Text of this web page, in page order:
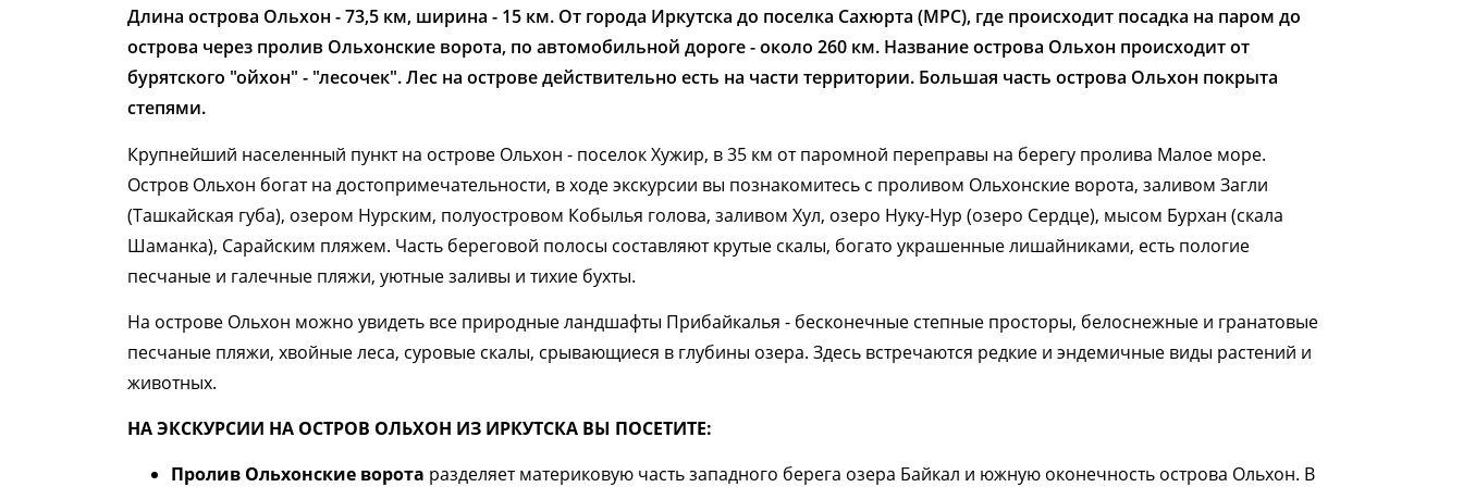
Длина острова Ольхон - 73,5 км, ширина - 15 км. От города Иркутска до поселка Сахюрта (МРС), где происходит посадка на паром до
острова через пролив Ольхонские ворота, по автомобильной дороге - около 260 км. Название острова Ольхон происходит от
бурятского "ойхон" - "лесочек". Лес на острове действительно есть на части территории. Большая часть острова Ольхон покрыта
степями.​
Крупнейший населенный пункт на острове Ольхон - поселок Хужир, в 35 км от паромной переправы на берегу пролива Малое море. ​
Остров Ольхон богат на достопримечательности, в ходе экскурсии вы познакомитесь с проливом Ольхонские ворота, заливом Загли
(Ташкайская губа), озером Нурским, полуостровом Кобылья голова, заливом Хул, озеро Нуку-Нур (озеро Сердце), мысом Бурхан (скала
Шаманка), Сарайским пляжем. Часть береговой полосы составляют крутые скалы, богато украшенные лишайниками, есть пологие
песчаные и галечные пляжи, уютные заливы и тихие бухты.
На острове Ольхон можно увидеть все природные ландшафты Прибайкалья - бесконечные степные просторы, белоснежные и гранатовые
песчаные пляжи, хвойные леса, суровые скалы, срывающиеся в глубины озера. Здесь встречаются редкие и эндемичные виды растений и
животных.
НА ЭКСКУРСИИ НА ОСТРОВ ОЛЬХОН ИЗ ИРКУТСКА ВЫ ПОСЕТИТЕ:
Пролив Ольхонские ворота разделяет материковую часть западного берега озера Байкал и южную оконечность острова Ольхон. В